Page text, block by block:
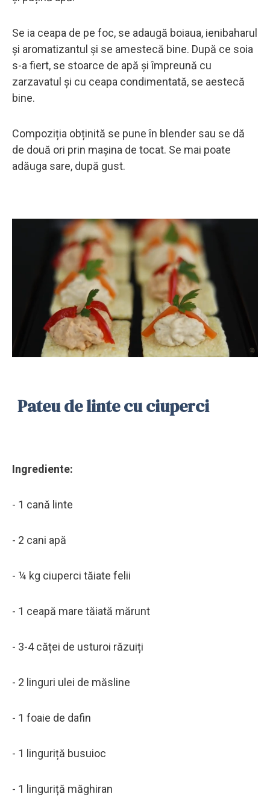
Se ia ceapa de pe foc, se adaugă boiaua, ienibaharul
și aromatizantul și se amestecă bine. După ce soia
s-a fiert, se stoarce de apă și împreună cu
zarzavatul și cu ceapa condimentată, se aestecă
bine.
Compoziția obținită se pune în blender sau se dă
de două ori prin mașina de tocat. Se mai poate
adăuga sare, după gust.
Pateu de linte cu ciuperci
Ingrediente:
- 1 cană linte
- 2 cani apă
- ¼ kg ciuperci tăiate felii
- 1 ceapă mare tăiată mărunt
- 3-4 căței de usturoi răzuiți
- 2 linguri ulei de măsline
- 1 foaie de dafin
- 1 linguriță busuioc
- 1 linguriță măghiran